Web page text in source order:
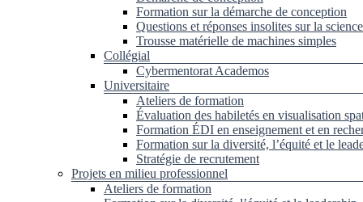
Formation sur la démarche de conception
Questions et réponses insolites sur la
Trousse matérielle de machines simples
Collégial
Cybermentorat Academos
Universitaire
Ateliers de formation
Évaluation des habiletés en visualisation
Formation ÉDI en enseignement et en
Formation sur la diversité, l’équité et le
Stratégie de recrutement
Projets en milieu professionnel
Ateliers de formation